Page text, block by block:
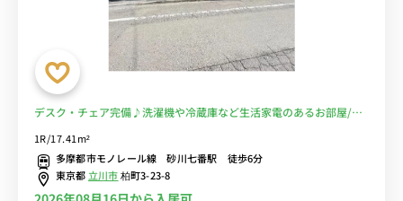
デスク・チェア完備♪洗濯機や冷蔵庫など生活家電のあるお部屋/玉
選べるWi-Fi格安レンタル中！
1R/17.41m²
多摩都市モノレール線 砂川七番駅 徒歩6分
東京都 立川市柏町3-23-8